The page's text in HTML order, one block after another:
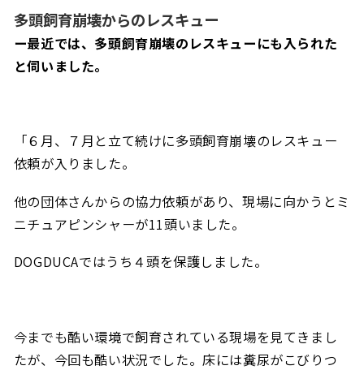
多頭飼育崩壊からのレスキュー
ー最近では、多頭飼育崩壊のレスキューにも入られた
と伺いました。
「６月、７月と立て続けに多頭飼育崩壊のレスキュー
依頼が入りました。
他の団体さんからの協力依頼があり、現場に向かうとミ
ニチュアピンシャーが11頭いました。
DOGDUCAではうち４頭を保護しました。
今までも酷い環境で飼育されている現場を見てきまし
たが、今回も酷い状況でした。床には糞尿がこびりつ